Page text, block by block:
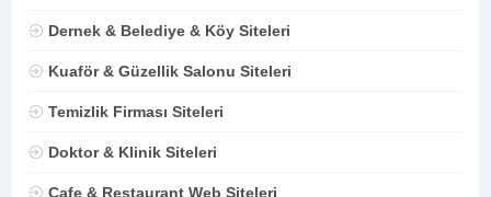
Dernek & Belediye & Köy Siteleri
Kuaför & Güzellik Salonu Siteleri
Temizlik Firması Siteleri
Doktor & Klinik Siteleri
Cafe & Restaurant Web Siteleri